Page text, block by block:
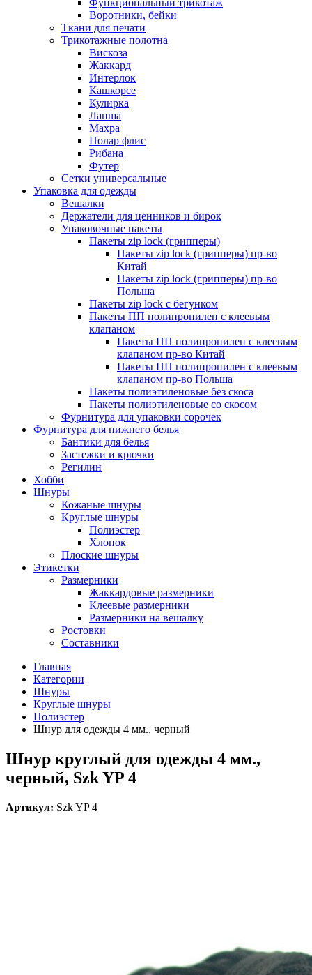
Функциональный трикотаж
Воротники, бейки
Ткани для печати
Трикотажные полотна
Вискоза
Жаккард
Интерлок
Кашкорсе
Кулирка
Лапша
Махра
Полар флис
Рибана
Футер
Сетки универсальные
Упаковка для одежды
Вешалки
Держатели для ценников и бирок
Упаковочные пакеты
Пакеты zip lock (грипперы)
Пакеты zip lock (грипперы) пр-во
Китай
Пакеты zip lock (грипперы) пр-во
Польша
Пакеты zip lock с бегунком
Пакеты ПП полипропилен с клеевым
клапаном
Пакеты ПП полипропилен с клеевым
клапаном пр-во Китай
Пакеты ПП полипропилен с клеевым
клапаном пр-во Польша
Пакеты полиэтиленовые без скоса
Пакеты полиэтиленовые со скосом
Фурнитура для упаковки сорочек
Фурнитура для нижнего белья
Бантики для белья
Застежки и крючки
Регилин
Хобби
Шнуры
Кожаные шнуры
Круглые шнуры
Полиэстер
Хлопок
Плоские шнуры
Этикетки
Размерники
Жаккардовые размерники
Клеевые размерники
Размерники на вешалку
Ростовки
Составники
Главная
Категории
Шнуры
Круглые шнуры
Полиэстер
Шнур для одежды 4 мм., черный
Шнур круглый для одежды 4 мм.,
черный, Szk YP 4
Артикул: Szk YP 4